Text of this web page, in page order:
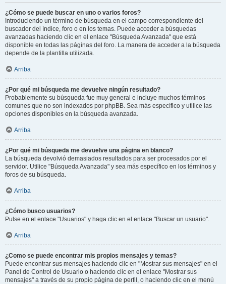
¿Cómo se puede buscar en uno o varios foros?
Introduciendo un término de búsqueda en el campo correspondiente del
buscador del índice, foro o en los temas. Puede acceder a búsquedas
avanzadas haciendo clic en el enlace "Búsqueda Avanzada" que está
disponible en todas las páginas del foro. La manera de acceder a la búsqueda
depende de la plantilla utilizada.
Arriba
¿Por qué mi búsqueda me devuelve ningún resultado?
Probablemente su búsqueda fue muy general e incluye muchos términos
comunes que no son indexados por phpBB. Sea más específico y utilice las
opciones disponibles en la búsqueda avanzada.
Arriba
¿Por qué mi búsqueda me devuelve una página en blanco?
La búsqueda devolvió demasiados resultados para ser procesados por el
servidor. Utilice "Búsqueda Avanzada" y sea más específico en los términos y
foros de su búsqueda.
Arriba
¿Cómo busco usuarios?
Pulse en el enlace "Usuarios" y haga clic en el enlace "Buscar un usuario".
Arriba
¿Como se puede encontrar mis propios mensajes y temas?
Puede encontrar sus mensajes haciendo clic en "Mostrar sus mensajes" en el
Panel de Control de Usuario o haciendo clic en el enlace "Mostrar sus
mensajes" a través de su propio página de perfil, o haciendo clic en el menú